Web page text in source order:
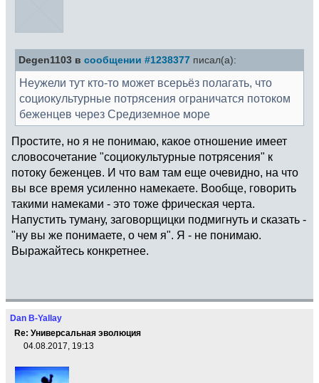
Degen1103 в сообщении #1238377 писал(а):
Неужели тут кто-то может всерьёз полагать, что
социокультурные потрясения ограничатся потоком
беженцев через Средиземное море
Простите, но я не понимаю, какое отношение имеет
словосочетание "социокультурные потрясения" к
потоку беженцев. И что вам там еще очевидно, на что
вы все время усиленно намекаете. Вообще, говорить
такими намеками - это тоже фрическая черта.
Напустить туману, заговорщицки подмигнуть и сказать -
"ну вы же понимаете, о чем я". Я - не понимаю.
Выражайтесь конкретнее.
Dan B-Yallay
Re: Универсальная эволюция
04.08.2017, 19:13